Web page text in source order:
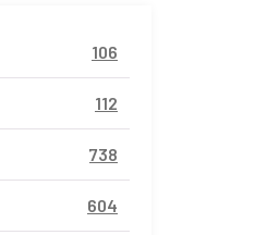
106
112
738
604